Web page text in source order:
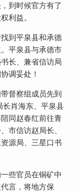
到时候官方有了
利益。
到平泉县和承德
平泉县与承德市
长、兼省信访局
调妥处！
督察组成员先到
长肖海东、平泉县
同赵春红前往青
市信访赵局长、
源局、三星口书
些官员在铜矿中
言，将地方保